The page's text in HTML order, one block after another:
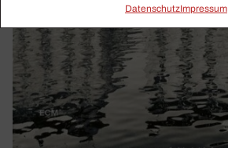
Daten­schutzImpressum